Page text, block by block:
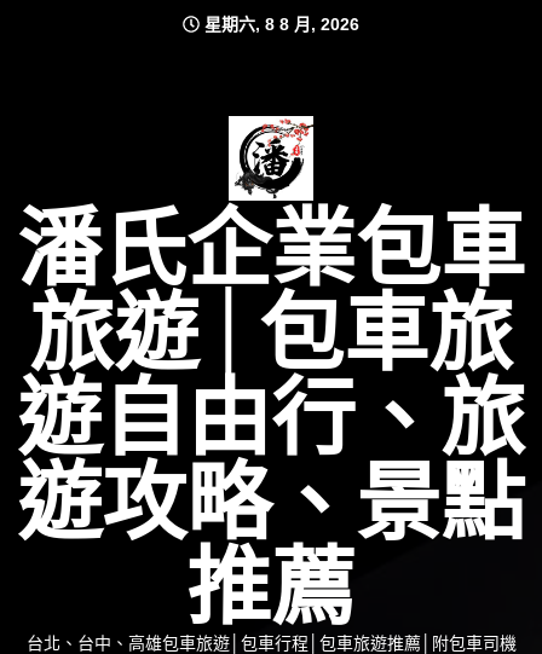
星期六, 8 8 月, 2026
潘氏企業包車
旅遊│包車旅
遊自由行、旅
遊攻略、景點
推薦
台北、台中、高雄包車旅遊│包車行程│包車旅遊推薦│附包車司機